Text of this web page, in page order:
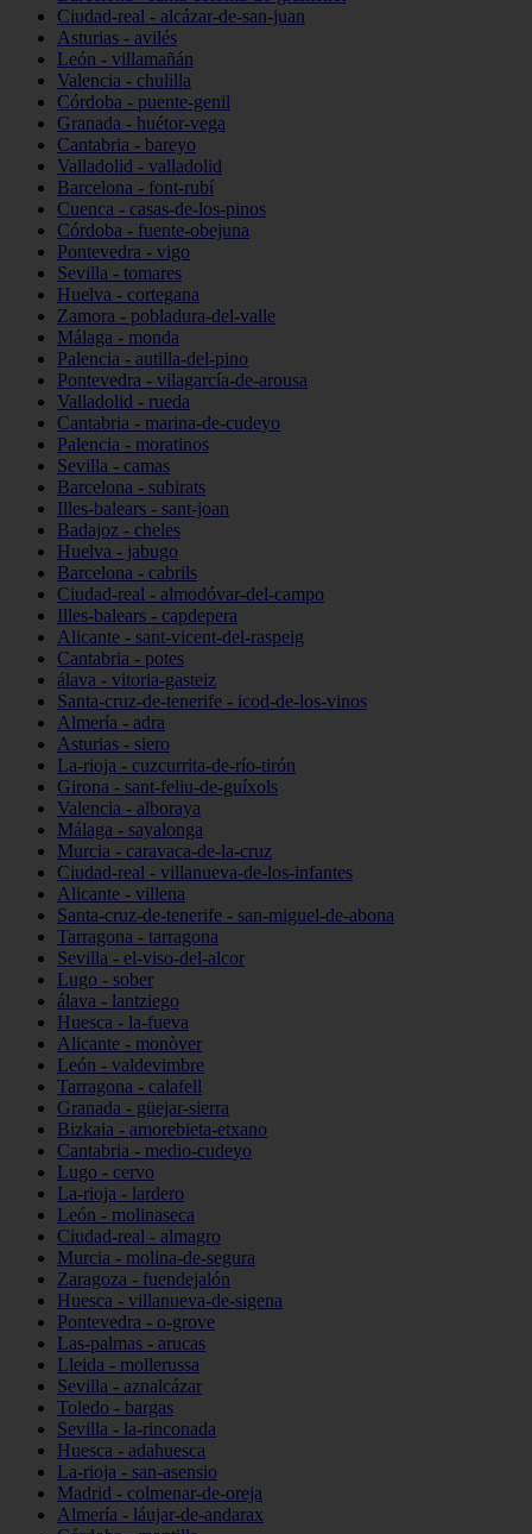
Ciudad-real - alcázar-de-san-juan
Asturias - avilés
León - villamañán
Valencia - chulilla
Córdoba - puente-genil
Granada - huétor-vega
Cantabria - bareyo
Valladolid - valladolid
Barcelona - font-rubí
Cuenca - casas-de-los-pinos
Córdoba - fuente-obejuna
Pontevedra - vigo
Sevilla - tomares
Huelva - cortegana
Zamora - pobladura-del-valle
Málaga - monda
Palencia - autilla-del-pino
Pontevedra - vilagarcía-de-arousa
Valladolid - rueda
Cantabria - marina-de-cudeyo
Palencia - moratinos
Sevilla - camas
Barcelona - subirats
Illes-balears - sant-joan
Badajoz - cheles
Huelva - jabugo
Barcelona - cabrils
Ciudad-real - almodóvar-del-campo
Illes-balears - capdepera
Alicante - sant-vicent-del-raspeig
Cantabria - potes
álava - vitoria-gasteiz
Santa-cruz-de-tenerife - icod-de-los-vinos
Almería - adra
Asturias - siero
La-rioja - cuzcurrita-de-río-tirón
Girona - sant-feliu-de-guíxols
Valencia - alboraya
Málaga - sayalonga
Murcia - caravaca-de-la-cruz
Ciudad-real - villanueva-de-los-infantes
Alicante - villena
Santa-cruz-de-tenerife - san-miguel-de-abona
Tarragona - tarragona
Sevilla - el-viso-del-alcor
Lugo - sober
álava - lantziego
Huesca - la-fueva
Alicante - monòver
León - valdevimbre
Tarragona - calafell
Granada - güejar-sierra
Bizkaia - amorebieta-etxano
Cantabria - medio-cudeyo
Lugo - cervo
La-rioja - lardero
León - molinaseca
Ciudad-real - almagro
Murcia - molina-de-segura
Zaragoza - fuendejalón
Huesca - villanueva-de-sigena
Pontevedra - o-grove
Las-palmas - arucas
Lleida - mollerussa
Sevilla - aznalcázar
Toledo - bargas
Sevilla - la-rinconada
Huesca - adahuesca
La-rioja - san-asensio
Madrid - colmenar-de-oreja
Almería - láujar-de-andarax